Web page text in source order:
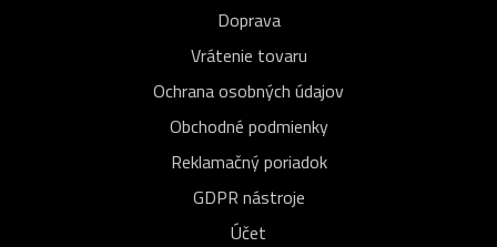
Doprava
Vrátenie tovaru
Ochrana osobných údajov
Obchodné podmienky
Reklamačný poriadok
GDPR nástroje
Účet